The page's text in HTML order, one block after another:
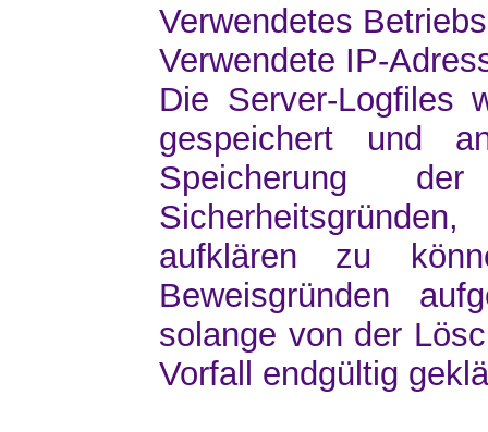
Verwendetes
Verwendete IP-
Die Server-Logfiles
gespeichert und
Speicherung
aufklären zu
Beweisgründen
solange von der
Vorfall endgültig